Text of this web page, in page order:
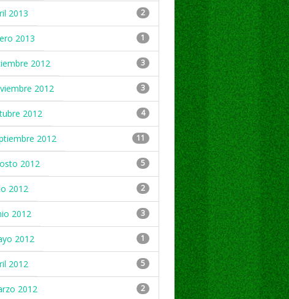
2013 2
2013 1
2012 3
2012 3
2012 4
2012 11
2012 5
2012 2
2012 3
2012 1
2012 5
2012 2